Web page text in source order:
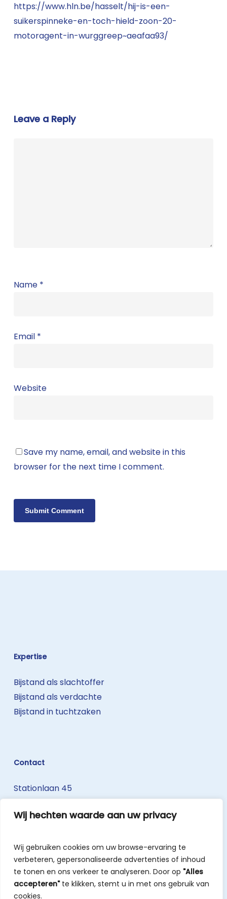
Wij hechten waarde aan uw privacy
Wij gebruiken cookies om uw browse-ervaring te
verbeteren, gepersonaliseerde advertenties of inhoud
te tonen en ons verkeer te analyseren. Door op "Alles
accepteren"te klikken, stemt u in met ons gebruik van
cookies.
https://www.hln.be/hasselt/hij-is-een-
suikerspinneke-en-toch-hield-zoon-20-
motoragent-in-wurggreep~aeafaa93/
Leave a Reply
Name *
Email *
Website
Save my name, email, and website in this
browser for the next time I comment.
Expertise
Bijstand als slachtoffer
Bijstand als verdachte
Bijstand in tuchtzaken
Contact
Stationlaan 45
W: www.belisius.be
info@belisius.be